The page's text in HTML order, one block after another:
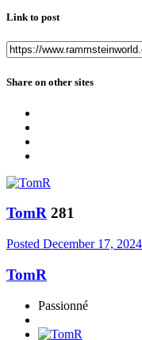
Link to post
Share on other sites
TomR 281
Posted December 17, 2024
TomR
Passionné